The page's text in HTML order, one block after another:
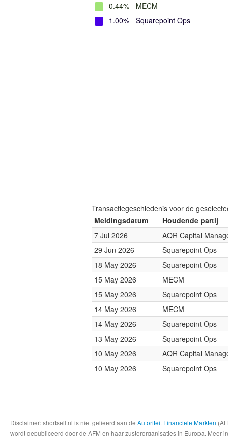
0.44%
MECM
1.00%
Squarepoint Ops
Transactiegeschiedenis voor de
Meldingsdatum
Houdende partij
7 Jul 2026
AQR Capital
29 Jun 2026
Squarepoint Ops
18 May 2026
Squarepoint Ops
15 May 2026
MECM
15 May 2026
Squarepoint Ops
14 May 2026
MECM
14 May 2026
Squarepoint Ops
13 May 2026
Squarepoint Ops
10 May 2026
AQR Capital
10 May 2026
Squarepoint Ops
Disclaimer: shortsell.nl is niet gelieerd aan de Autoriteit Financiele Markten
wordt gepubliceerd door de AFM en haar zusterorganisaties in Europa.